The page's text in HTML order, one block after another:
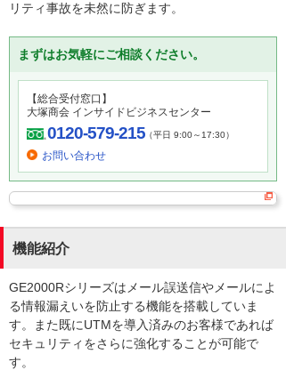
リティ事故を未然に防ぎます。
まずはお気軽にご相談ください。
【総合受付窓口】
大塚商会 インサイドビジネスセンター
0120-579-215（平日 9:00～17:30）
お問い合わせ
機能紹介
GE2000Rシリーズはメール誤送信やメールによ
る情報漏えいを防止する機能を搭載していま
す。また既にUTMを導入済みのお客様であれば
セキュリティをさらに強化することが可能で
す。